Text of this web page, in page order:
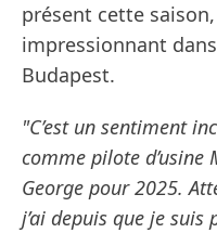
présent cette
impressionnant
Budapest.
"C’est un sentiment
comme pilote d’usine
George pour 2025.
j’ai depuis que je